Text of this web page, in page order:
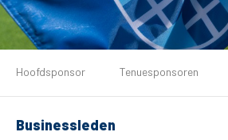
De club
Hoofdsponsor Tenuesponsoren
Businessleden